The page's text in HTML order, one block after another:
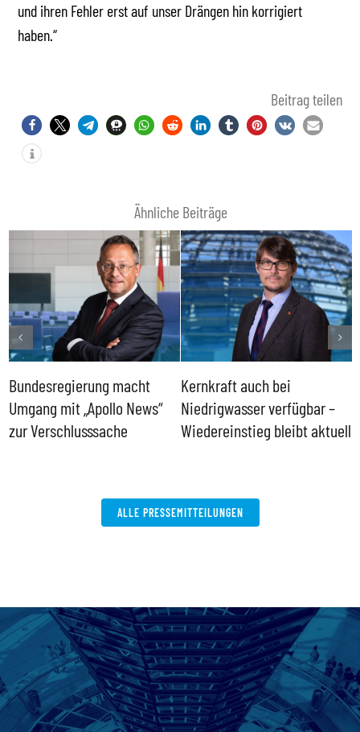
und ihren Fehler erst auf unser Drängen hin korrigiert
haben.“
Beitrag teilen
Ähnliche Beiträge
Bundesregierung macht
Umgang mit „Apollo News“
zur Verschlusssache
Kernkraft auch bei
Niedrigwasser verfügbar –
Wiedereinstieg bleibt aktuell
ALLE PRESSEMITTEILUNGEN